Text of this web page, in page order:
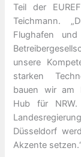
Teil der
Teichmann.
Flughafen
unsere
starken
bauen wir am
Hub für
Düsseldorf
Akzente